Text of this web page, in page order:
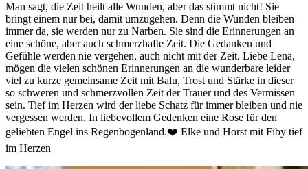
Man sagt, die Zeit heilt alle Wunden, aber das stimmt nicht! Sie
bringt einem nur bei, damit umzugehen. Denn die Wunden bleiben
immer da, sie werden nur zu Narben. Sie sind die Erinnerungen an
eine schöne, aber auch schmerzhafte Zeit. Die Gedanken und
Gefühle werden nie vergehen, auch nicht mit der Zeit. Liebe Lena,
mögen die vielen schönen Erinnerungen an die wunderbare leider
viel zu kurze gemeinsame Zeit mit Balu, Trost und Stärke in dieser
so schweren und schmerzvollen Zeit der Trauer und des Vermissen
sein. Tief im Herzen wird der liebe Schatz für immer bleiben und nie
vergessen werden. In liebevollem Gedenken eine Rose für den
geliebten Engel ins Regenbogenland.❤️ Elke und Horst mit Fiby tief
im Herzen